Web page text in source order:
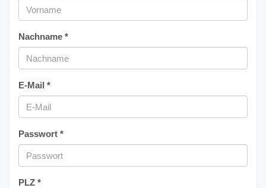
Nachname *
E-Mail *
Passwort *
PLZ *